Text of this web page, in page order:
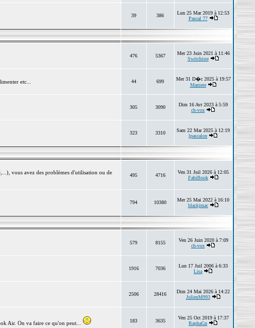
39 386
Lun 25 Mar 2019 à 12:53
Pascal 77
476 5367
Mer 23 Juin 2021 à 11:46
Switchiste
etc... 44 699
Mer 31 D�c 2025 à 19:57
Maniere
305 3090
Dim 16 Avr 2023 à 5:59
ch-vox
323 3310
Sam 22 Mar 2025 à 12:19
lpascalon
vous avez des problèmes d'utilisation ou de
495 4716
Ven 31 Juil 2026 à 12:05
FabiBook
794 10380
Mer 25 Mai 2022 à 16:10
blackjmac
579 8155
Ven 26 Juin 2020 à 7:09
ch-vox
1916 7036
Lun 17 Juil 2006 à 6:33
Lisa
2506 28416
Dim 24 Mai 2026 à 14:22
JulienM993
Air. On va faire ce qu'on peut... 183 3635
Ven 25 Oct 2019 à 17:37
RaphaGn